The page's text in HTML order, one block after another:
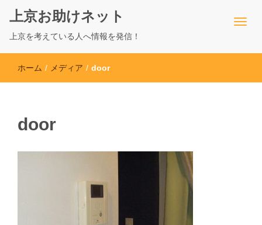
上京お助けネット
上京を考えている人へ情報を発信！
ホーム / メディア / door
door